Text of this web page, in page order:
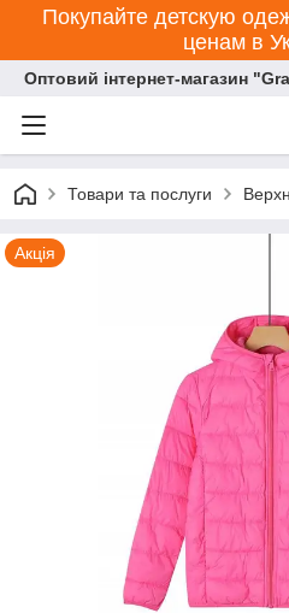
Покупайте детскую
ценам в
Оптовий інтернет-магазин
Товари та послуги
Акція